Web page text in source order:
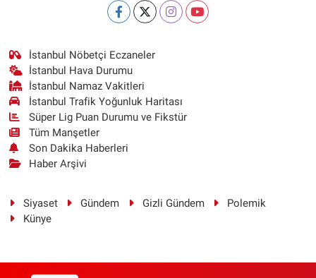
İstanbul Nöbetçi Eczaneler
İstanbul Hava Durumu
İstanbul Namaz Vakitleri
İstanbul Trafik Yoğunluk Haritası
Süper Lig Puan Durumu ve Fikstür
Tüm Manşetler
Son Dakika Haberleri
Haber Arşivi
Siyaset Gündem Gizli Gündem
Polemik
Künye